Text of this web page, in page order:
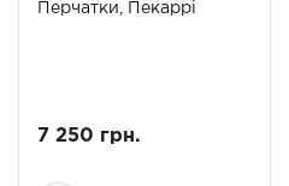
Перчатки, Пекаррі
7 250 грн.